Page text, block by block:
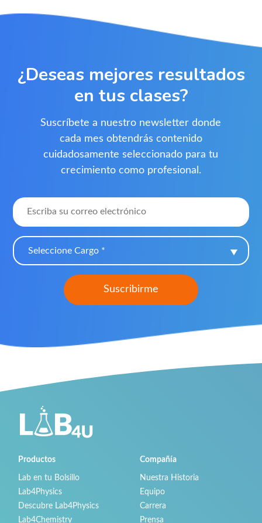
¿Deseas mejores resultados
en tus clases?
Suscríbete a nuestro newsletter donde
cada mes obtendrás contenido
cuidadosamente seleccionado para tu
crecimiento como profesional.
Seleccione Cargo *
Productos
Lab en tu Bolsillo
Lab4Physics
Descubre Lab4Physics
Lab4Chemistry
Compañía
Nuestra Historia
Equipo
Carrera
Prensa